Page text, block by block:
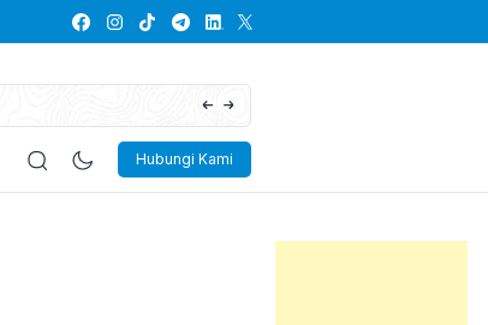
Lowongan Kerja PT Kayaba Indonesia
Hubungi Kami